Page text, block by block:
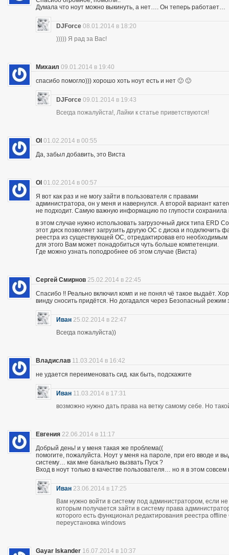
Думала что ноут можно выкинуть, а нет…. Он теперь работает…
DJForce 08.01.2014 в 18:20
))))) Я рад за Вас!
Михаил 09.01.2014 в 19:40
спасибо помогло))) хорошо хоть ноут есть и нет 🙂 🙂
DJForce 09.01.2014 в 19:43
Всегда пожалуйста!, Лайки к статье приветствуются!
Ol 01.02.2014 в 00:55
Да, забыл добавить, это Виста
Ol 01.02.2014 в 00:57
Я вот как раз и не могу зайти в пользователя с правами
администратора, он у меня и навернулся. А второй вариант
не подходит. Самую важную информацию по глупости сохранила
в этом случае нужно использовать загрузочный диск типа ERD
этот диск позволяет загрузить другую ОС с диска и подключить
реестра из существующей ОС, отредактировав его
для этого Вам может понадобиться чуть больше компетенции.
Где можно узнать поподробнее об этом случае (Виста)
Сергей Смирнов 25.02.2014 в 22:45
Спасибо !! Реально включил комп и не понял чё такое выдаёт.
винду сносить придётся. Но догадался через Безопасный
Иван 25.02.2014 в 22:47
Всегда пожалуйста))
Владислав 11.03.2014 в 16:42
не удается переименовать сид. как быть, подскажите
Иван 11.03.2014 в 17:31
возможно нужно дать права на ветку самому себе. Но
Евгения 22.06.2014 в 11:17
Добрый день! и у меня такая же проблема((
помогите, пожалуйста. Ноут у меня на пароле, при его вводе и
систему… как мне банально вызвать Пуск ?
Вход в ноут только в качестве пользователя… но я в этом
Иван 23.06.2014 в 17:25
Вам нужно войти в систему под администратором, если
которым получается зайти в систему права
которого есть функционал редактирования реестра
переустановка windows
Gayar Iskander 16.07.2014 в 10:37